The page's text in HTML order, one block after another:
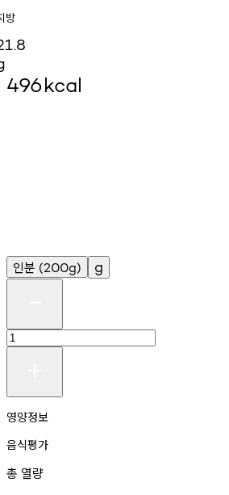
방
496kcal
인분 (200g) g
영양정보
음식평가
총 열량